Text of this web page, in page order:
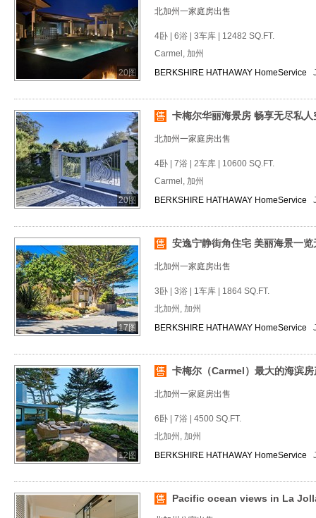
20图
北加州一家庭房出售
4卧 | 6浴 | 3车库 | 12482 SQ.FT.
Carmel, 加州
BERKSHIRE HATHAWAY HomeService
20图
卡梅尔华丽海景房 畅享无尽私人
北加州一家庭房出售
4卧 | 7浴 | 2车库 | 10600 SQ.FT.
Carmel, 加州
BERKSHIRE HATHAWAY HomeService
17图
安逸宁静街角住宅 美丽海景一览
北加州一家庭房出售
3卧 | 3浴 | 1车库 | 1864 SQ.FT.
北加州, 加州
BERKSHIRE HATHAWAY HomeService
12图
卡梅尔（Carmel）最大的海滨房
北加州一家庭房出售
6卧 | 7浴 | 4500 SQ.FT.
北加州, 加州
BERKSHIRE HATHAWAY HomeService
Pacific ocean views in La